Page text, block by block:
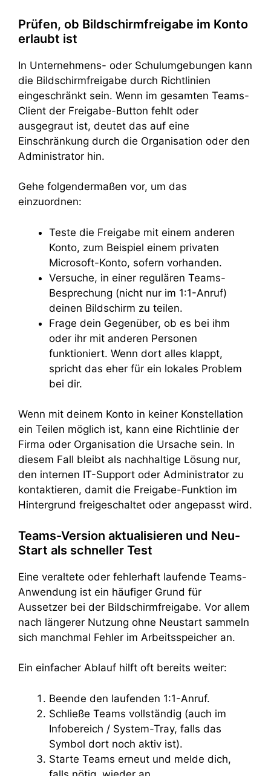
Prüfen, ob Bildschirmfreigabe im Konto
erlaubt ist
In Unternehmens- oder Schulumgebungen kann
die Bildschirmfreigabe durch Richtlinien
eingeschränkt sein. Wenn im gesamten Teams-
Client der Freigabe-Button fehlt oder
ausgegraut ist, deutet das auf eine
Einschränkung durch die Organisation oder den
Administrator hin.
Gehe folgendermaßen vor, um das
einzuordnen:
Teste die Freigabe mit einem anderen
Konto, zum Beispiel einem privaten
Microsoft-Konto, sofern vorhanden.
Versuche, in einer regulären Teams-
Besprechung (nicht nur im 1:1-Anruf)
deinen Bildschirm zu teilen.
Frage dein Gegenüber, ob es bei ihm
oder ihr mit anderen Personen
funktioniert. Wenn dort alles klappt,
spricht das eher für ein lokales Problem
bei dir.
Wenn mit deinem Konto in keiner Konstellation
ein Teilen möglich ist, kann eine Richtlinie der
Firma oder Organisation die Ursache sein. In
diesem Fall bleibt als nachhaltige Lösung nur,
den internen IT-Support oder Administrator zu
kontaktieren, damit die Freigabe-Funktion im
Hintergrund freigeschaltet oder angepasst wird.
Teams-Version aktualisieren und Neu-
Start als schneller Test
Eine veraltete oder fehlerhaft laufende Teams-
Anwendung ist ein häufiger Grund für
Aussetzer bei der Bildschirmfreigabe. Vor allem
nach längerer Nutzung ohne Neustart sammeln
sich manchmal Fehler im Arbeitsspeicher an.
Ein einfacher Ablauf hilft oft bereits weiter:
Beende den laufenden 1:1-Anruf.
Schließe Teams vollständig (auch im
Infobereich / System-Tray, falls das
Symbol dort noch aktiv ist).
Starte Teams erneut und melde dich,